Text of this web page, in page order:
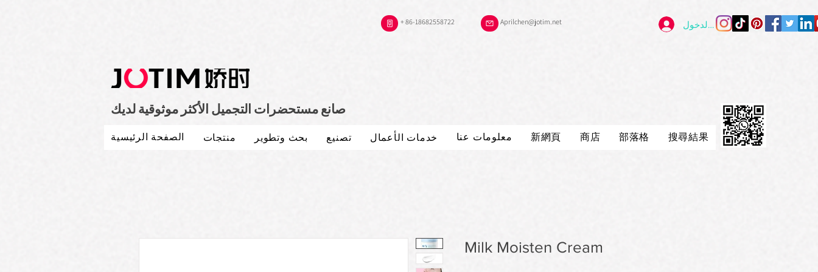
+ 86-18682558722 تسجيل الدخول Aprilchen@jotim.net
صانع مستحضرات التجميل الأكثر موثوقية لديك
الصفحة الرئيسية منتجات بحث وتطوير تصنيع خدمات الأعمال معلومات عنا 新網頁 商店 部落格 搜尋結果
Milk Moisten Cream